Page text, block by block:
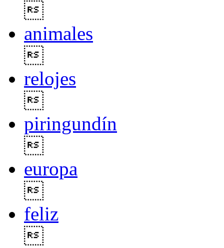
animales
relojes
piringundín
europa
feliz